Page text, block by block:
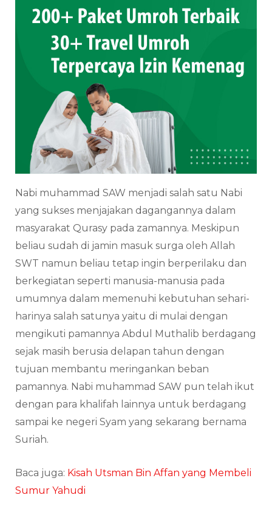
Nabi muhammad SAW menjadi salah satu Nabi
yang sukses menjajakan dagangannya dalam
masyarakat Qurasy pada zamannya. Meskipun
beliau sudah di jamin masuk surga oleh Allah
SWT namun beliau tetap ingin berperilaku dan
berkegiatan seperti manusia-manusia pada
umumnya dalam memenuhi kebutuhan sehari-
harinya salah satunya yaitu di mulai dengan
mengikuti pamannya Abdul Muthalib berdagang
sejak masih berusia delapan tahun dengan
tujuan membantu meringankan beban
pamannya. Nabi muhammad SAW pun telah ikut
dengan para khalifah lainnya untuk berdagang
sampai ke negeri Syam yang sekarang bernama
Suriah.
Baca juga: Kisah Utsman Bin Affan yang Membeli
Sumur Yahudi